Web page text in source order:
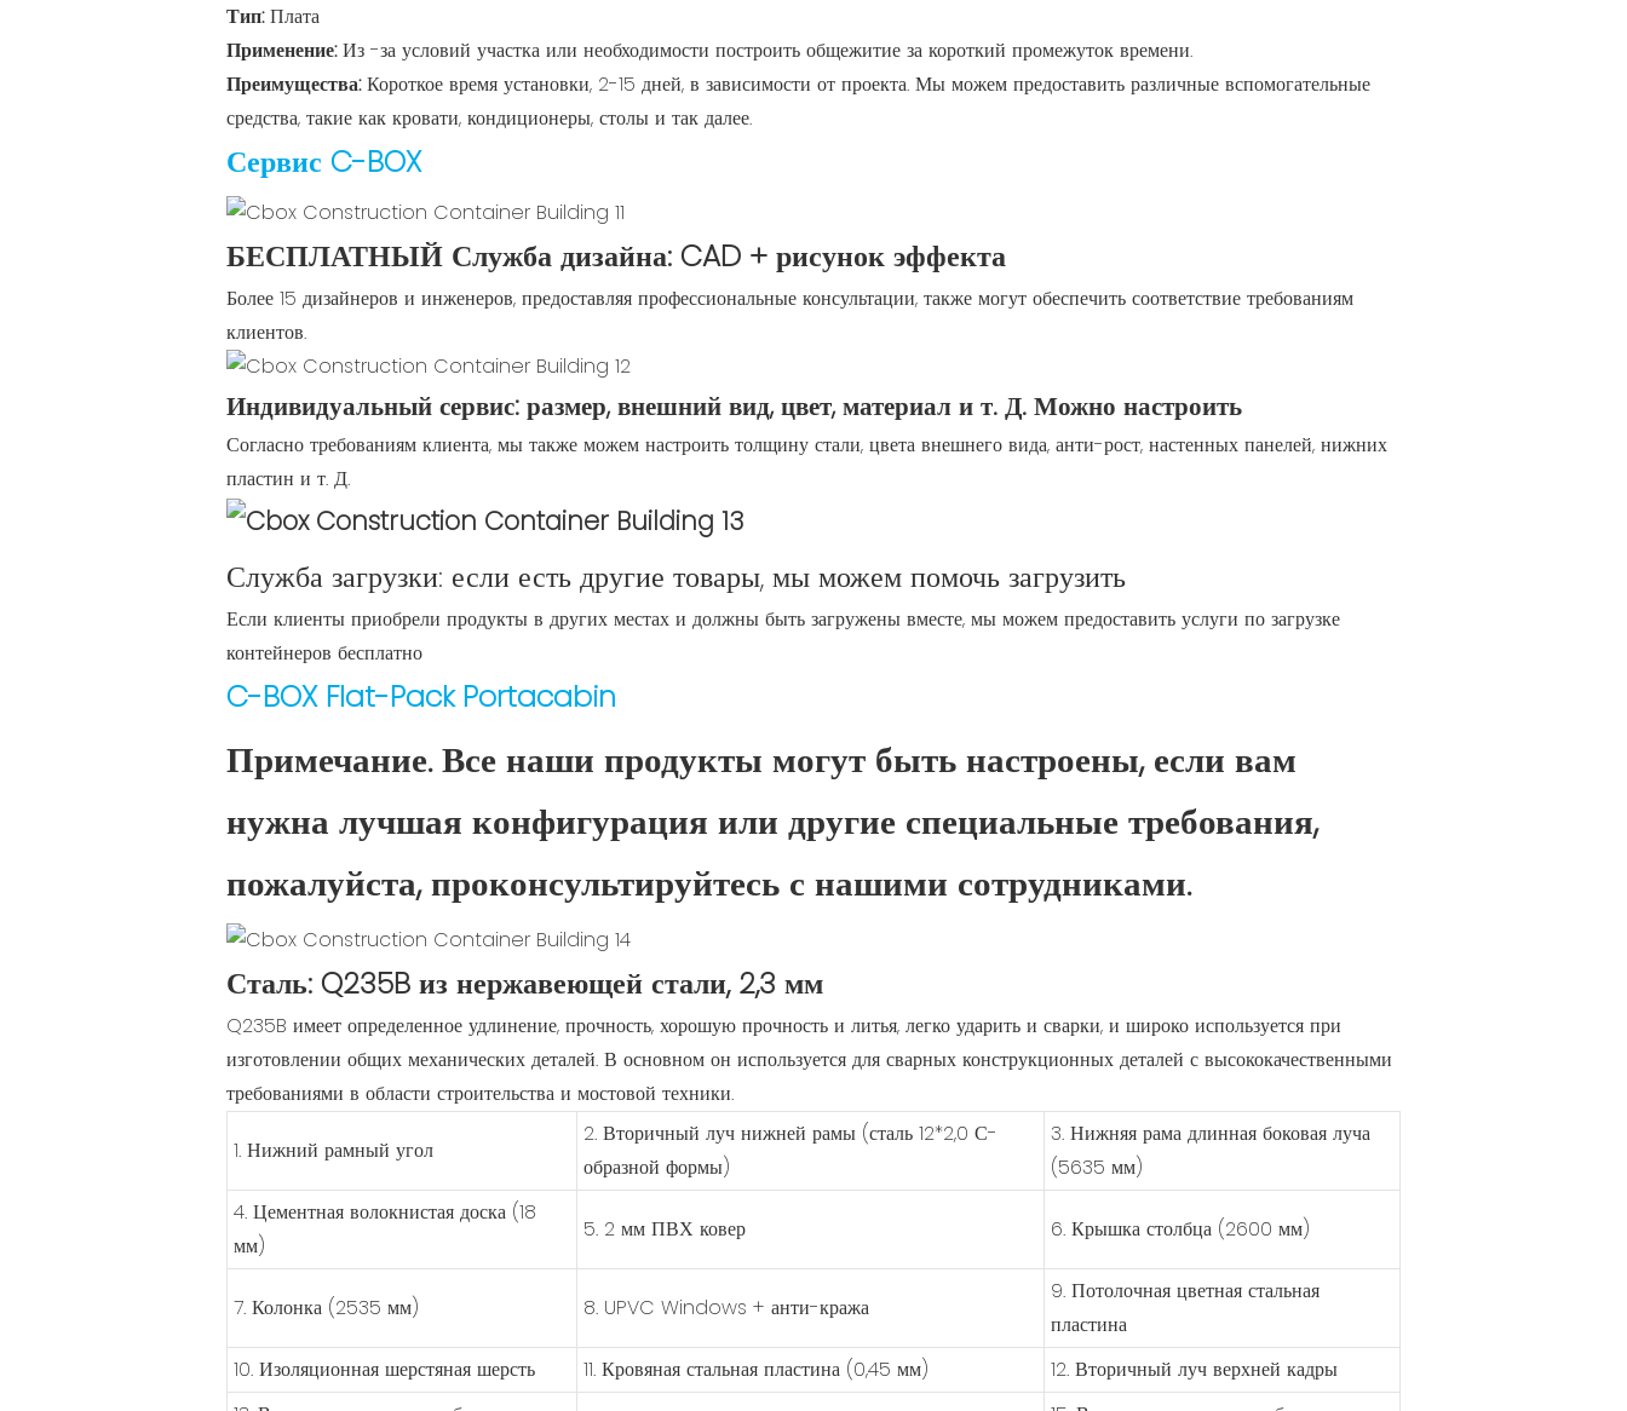
Тип:Плата
Применение:Из -за условий участка или необходимости построить общежитие за короткий промежуток времени.
Преимущества:Короткое время установки, 2-15 дней, в зависимости от проекта. Мы можем предоставить различные вспомогательные
средства, такие как кровати, кондиционеры, столы и так далее.
Сервис C-BOX
БЕСПЛАТНЫЙ Служба дизайна: CAD + рисунок эффекта
Более 15 дизайнеров и инженеров, предоставляя профессиональные консультации, также могут обеспечить соответствие требованиям
клиентов.
Индивидуальный сервис: размер, внешний вид, цвет, материал и т. Д. Можно настроить
Согласно требованиям клиента, мы также можем настроить толщину стали, цвета внешнего вида, анти-рост, настенных панелей, нижних
пластин и т. Д.
Служба загрузки: если есть другие товары, мы можем помочь загрузить
Если клиенты приобрели продукты в других местах и ​​должны быть загружены вместе, мы можем предоставить услуги по загрузке
контейнеров бесплатно
C-BOX Flat-Pack Portacabin
Примечание. Все наши продукты могут быть настроены, если вам
нужна лучшая конфигурация или другие специальные требования,
пожалуйста, проконсультируйтесь с нашими сотрудниками.
Сталь: Q235B из нержавеющей стали, 2,3 мм
Q235B имеет определенное удлинение, прочность, хорошую прочность и литья, легко ударить и сварки, и широко используется при
изготовлении общих механических деталей. В основном он используется для сварных конструкционных деталей с высококачественными
требованиями в области строительства и мостовой техники.
1. Нижний рамный угол
2. Вторичный луч нижней рамы (сталь 12*2,0 С-
образной формы)
3. Нижняя рама длинная боковая луча
(5635 мм)
4. Цементная волокнистая доска (18
мм)
5. 2 мм ПВХ ковер 6. Крышка столбца (2600 мм)
7. Колонка (2535 мм) 8. UPVC Windows + анти-кража
9. Потолочная цветная стальная
пластина
10. Изоляционная шерстяная шерсть
11. Кровяная стальная пластина (0,45 мм)
12. Вторичный луч верхней кадры